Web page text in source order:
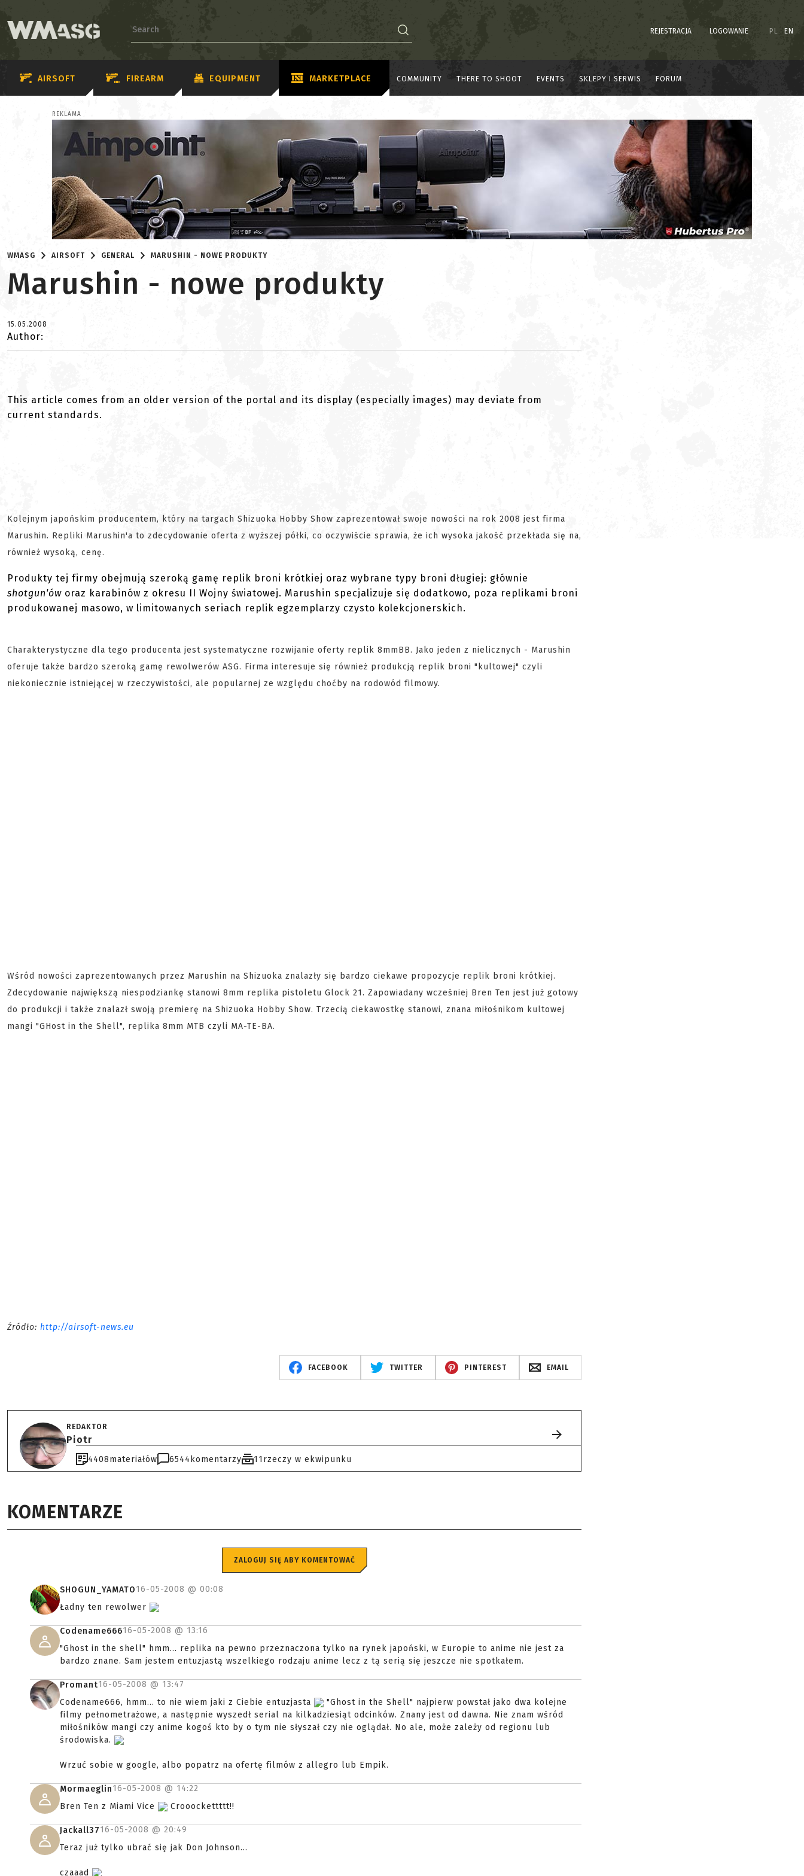
REJESTRACJA LOGOWANIE PL EN
AIRSOFT FIREARM EQUIPMENT MARKETPLACE COMMUNITY THERE TO SHOOT EVENTS SKLEPY I SERWIS FORUM
REKLAMA
WMASG AIRSOFT GENERAL MARUSHIN - NOWE PRODUKTY
Marushin - nowe produkty
15.05.2008
Author:
This article comes from an older version of the portal and its display (especially images) may deviate from
current standards.
Kolejnym japońskim producentem, który na targach Shizuoka Hobby Show zaprezentował swoje nowości na rok 2008 jest firma
Marushin. Repliki Marushin'a to zdecydowanie oferta z wyższej półki, co oczywiście sprawia, że ich wysoka jakość przekłada się na,
również wysoką, cenę.
Produkty tej firmy obejmują szeroką gamę replik broni krótkiej oraz wybrane typy broni długiej: głównie
shotgun'ów oraz karabinów z okresu II Wojny światowej. Marushin specjalizuje się dodatkowo, poza replikami broni
produkowanej masowo, w limitowanych seriach replik egzemplarzy czysto kolekcjonerskich.
Charakterystyczne dla tego producenta jest systematyczne rozwijanie oferty replik 8mmBB. Jako jeden z nielicznych - Marushin
oferuje także bardzo szeroką gamę rewolwerów ASG. Firma interesuje się również produkcją replik broni "kultowej" czyli
niekoniecznie istniejącej w rzeczywistości, ale popularnej ze względu choćby na rodowód filmowy.
Wśród nowości zaprezentowanych przez Marushin na Shizuoka znalazły się bardzo ciekawe propozycje replik broni krótkiej.
Zdecydowanie największą niespodziankę stanowi 8mm replika pistoletu Glock 21. Zapowiadany wcześniej Bren Ten jest już gotowy
do produkcji i także znalazł swoją premierę na Shizuoka Hobby Show. Trzecią ciekawostkę stanowi, znana miłośnikom kultowej
mangi "GHost in the Shell", replika 8mm MTB czyli MA-TE-BA.
Źródło: http://airsoft-news.eu
FACEBOOK TWITTER PINTEREST EMAIL
REDAKTOR
Piotr
4408materiałów 6544 komentarzy 11rzeczy w ekwipunku
KOMENTARZE
ZALOGUJ SIĘ ABY KOMENTOWAĆ
SHOGUN_YAMATO16-05-2008 @ 00:08
Ładny ten rewolwer
Codename66616-05-2008 @ 13:16
"Ghost in the shell" hmm... replika na pewno przeznaczona tylko na rynek japoński, w Europie to anime nie jest za
bardzo znane. Sam jestem entuzjastą wszelkiego rodzaju anime lecz z tą serią się jeszcze nie spotkałem.
Promant16-05-2008 @ 13:47
Codename666, hmm... to nie wiem jaki z Ciebie entuzjasta
"Ghost in the Shell" najpierw powstał jako dwa kolejne
filmy pełnometrażowe, a następnie wyszedł serial na kilkadziesiąt odcinków. Znany jest od dawna. Nie znam wśród
miłośników mangi czy anime kogoś kto by o tym nie słyszał czy nie oglądał. No ale, może zależy od regionu lub
środowiska.
Wrzuć sobie w google, albo popatrz na ofertę filmów z allegro lub Empik.
Mormaeglin16-05-2008 @ 14:22
Bren Ten z Miami Vice
Crooockettttt!!
Jackall3716-05-2008 @ 20:49
Teraz już tylko ubrać się jak Don Johnson...
czaaad